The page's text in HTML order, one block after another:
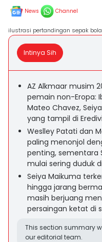
News Channel
ilustrasi pertandingan sepak
Intinya Sih
AZ Alkmaar musim
pemain non-Eropa:
Mateo Chavez,
yang tampil di
Weslley Patati dan
paling menonjol
penting, sementara
mulai sering duduk
Seiya Maikuma
hingga jarang
masih berjuang
persaingan ketat di
This section summary
our editorial team.